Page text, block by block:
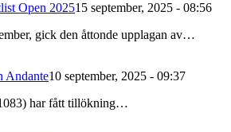
Open 202515 september, 2025 - 08:56
gick den åttonde upplagan av…
Andante10 september, 2025 - 09:37
har fått tillökning…